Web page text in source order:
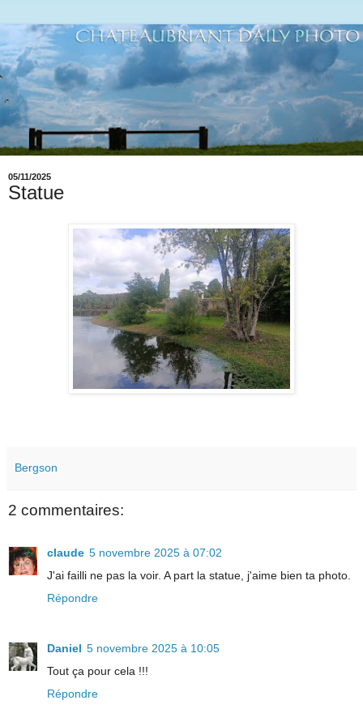
05/11/2025
Statue
Bergson
2 commentaires:
claude 5 novembre 2025 à 07:02
J'ai failli ne pas la voir. A part la statue, j'aime bien ta photo.
Répondre
Daniel 5 novembre 2025 à 10:05
Tout ça pour cela !!!
Répondre